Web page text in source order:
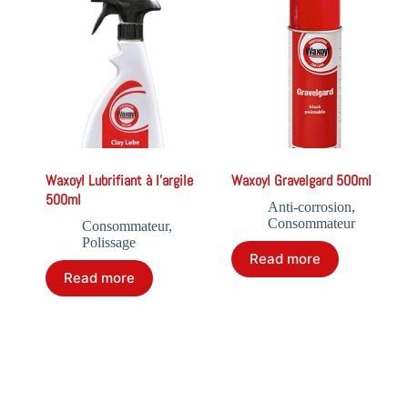
Waxoyl Lubrifiant à l’argile
500ml
Consommateur,
Polissage
Read more
Waxoyl Gravelgard 500ml
Anti-corrosion,
Consommateur
Read more